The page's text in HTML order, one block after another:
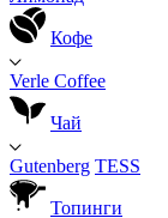
Кофе
Verle Coffee
Чай
Gutenberg TESS
Топинги